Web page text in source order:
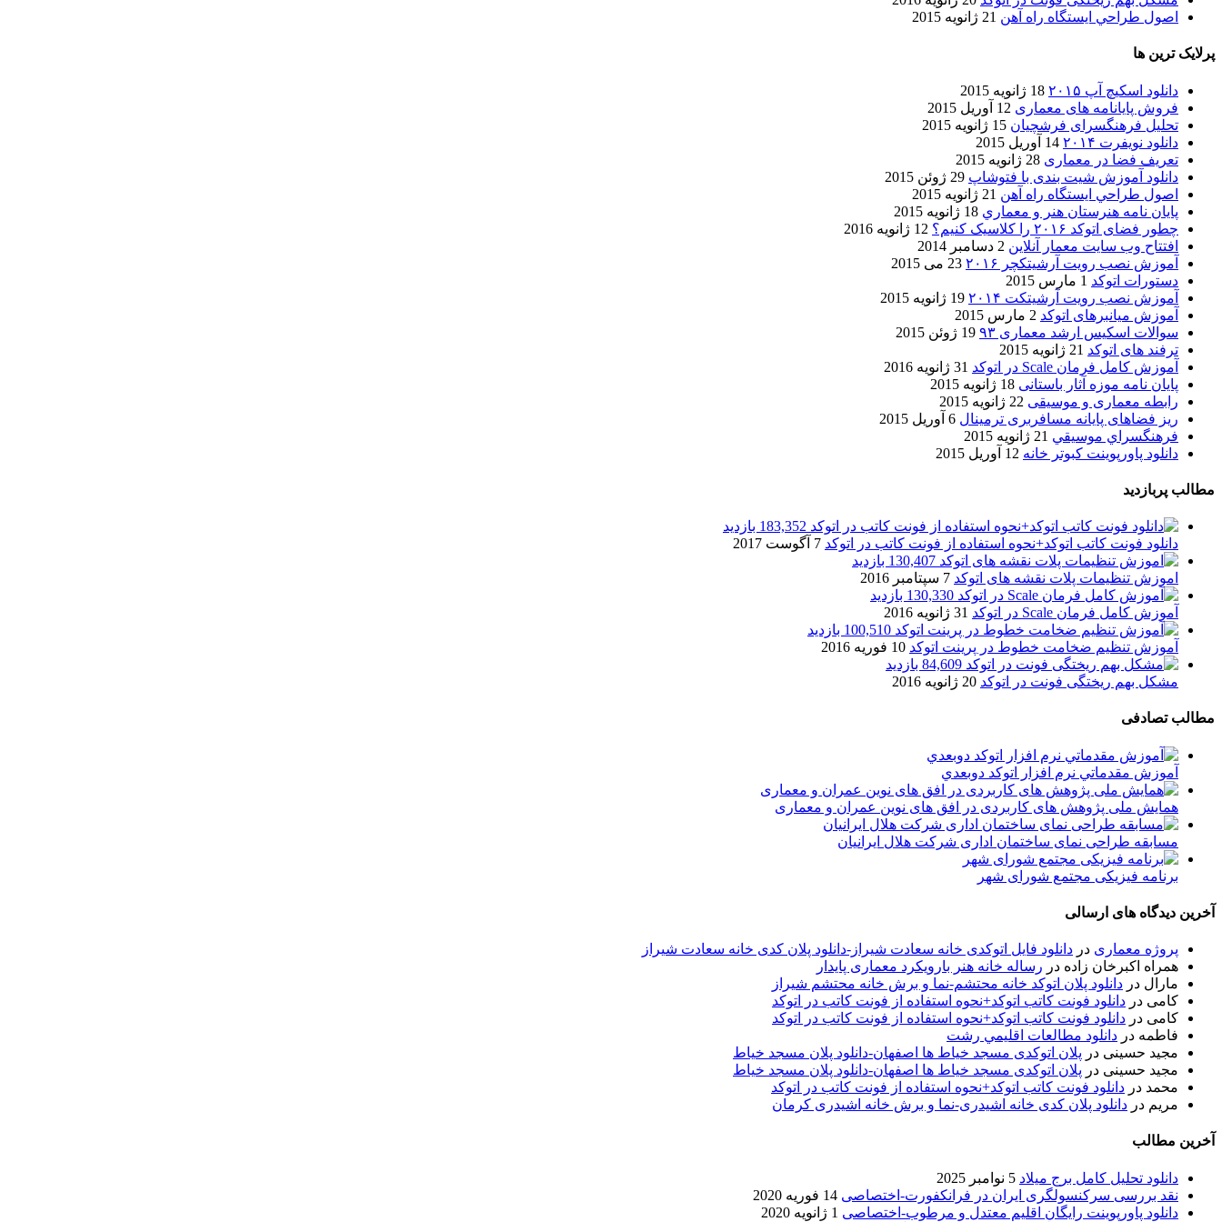
اصول طراحي ایستگاه راه آهن 21 ژانویه 2015
پرلایک ترین ها
دانلود اسکیچ آپ ۲۰۱۵
18 ژانویه 2015
فروش پایانامه های معماری 12 آوریل 2015
تحلیل فرهنگسرای فرشچیان 15 ژانویه 2015
دانلود نویفرت ۲۰۱۴
14 آوریل 2015
تعریف فضا در معماری 28 ژانویه 2015
دانلود آموزش شیت بندی با فتوشاپ 29 ژوئن 2015
اصول طراحي ایستگاه راه آهن 21 ژانویه 2015
پایان نامه هنرستان هنر و معماري 18 ژانویه 2015
چطور فضای اتوکد ۲۰۱۶ را کلاسیک کنیم؟
12 ژانویه 2016
افتتاح وب سایت معمار آنلاین 2 دسامبر 2014
آموزش نصب رویت آرشیتکچر ۲۰۱۶
23 می 2015
دستورات اتوکد 1 مارس 2015
آموزش نصب رویت آرشیتکت ۲۰۱۴
19 ژانویه 2015
آموزش میانبرهای اتوکد 2 مارس 2015
سوالات اسکیس ارشد معماری ۹۳
19 ژوئن 2015
ترفند های اتوکد 21 ژانویه 2015
آموزش کامل فرمان Scale در اتوکد
31 ژانویه 2016
پایان نامه موزه آثار باستانی 18 ژانویه 2015
رابطه معماری و موسیقی 22 ژانویه 2015
ریز فضاهای پایانه مسافربری ترمینال 6 آوریل 2015
فرهنگسراي موسيقي 21 ژانویه 2015
دانلود پاورپوینت کبوتر خانه 12 آوریل 2015
مطالب پربازدید
183,352 بازدید
دانلود فونت کاتب اتوکد+نحوه استفاده از فونت کاتب در اتوکد 7 آگوست 2017
130,407 بازدید
اموزش تنظیمات پلات نقشه های اتوکد 7 سپتامبر 2016
130,330 بازدید
آموزش کامل فرمان Scale در اتوکد
31 ژانویه 2016
100,510 بازدید
آموزش تنظیم ضخامت خطوط در پرینت اتوکد 10 فوریه 2016
84,609 بازدید
مشکل بهم ریختگی فونت در اتوکد 20 ژانویه 2016
مطالب تصادفی
آموزش مقدماتي نرم افزار اتوكد دوبعدي
همایش ملی پژوهش های کاربردی در افق های نوین عمران و معماری
مسابقه طراحی نمای ساختمان اداری شرکت هلال ایرانیان
برنامه فیزیکی مجتمع شورای شهر
آخرین دیدگاه های ارسالی
پروژه معماری در دانلود فایل اتوکدی خانه سعادت شیراز-دانلود پلان کدی خانه سعادت شیراز
همراه اکبرخان زاده در رساله خانه هنر بارویکرد معماری پایدار
مارال در دانلود پلان اتوکد خانه محتشم-نما و برش خانه محتشم شیراز
کامی در دانلود فونت کاتب اتوکد+نحوه استفاده از فونت کاتب در اتوکد
کامی در دانلود فونت کاتب اتوکد+نحوه استفاده از فونت کاتب در اتوکد
فاطمه در دانلود مطالعات اقليمي رشت
مجید حسینی در پلان اتوکدی مسجد خیاط ها اصفهان-دانلود پلان مسجد خیاط
مجید حسینی در پلان اتوکدی مسجد خیاط ها اصفهان-دانلود پلان مسجد خیاط
محمد در دانلود فونت کاتب اتوکد+نحوه استفاده از فونت کاتب در اتوکد
مریم در دانلود پلان کدی خانه اشیدری-نما و برش خانه اشیدری کرمان
آخرین مطالب
دانلود تحلیل کامل برج میلاد 5 نوامبر 2025
نقد بررسی سرکنسولگری ایران در فرانکفورت-اختصاصی 14 فوریه 2020
دانلود پاورپوینت رایگان اقلیم معتدل و مرطوب-اختصاصی 1 ژانویه 2020